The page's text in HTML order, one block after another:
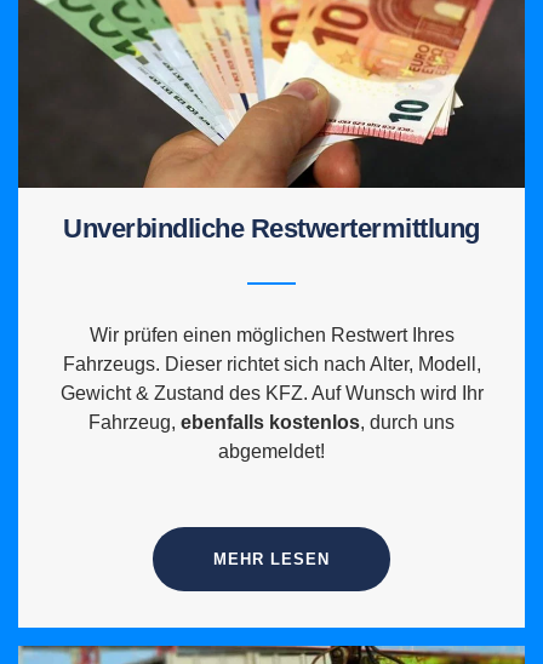
Unverbindliche Restwertermittlung
Wir prüfen einen möglichen Restwert Ihres
Fahrzeugs. Dieser richtet sich nach Alter, Modell,
Gewicht & Zustand des KFZ. Auf Wunsch wird Ihr
Fahrzeug, ebenfalls kostenlos, durch uns
abgemeldet!
MEHR LESEN